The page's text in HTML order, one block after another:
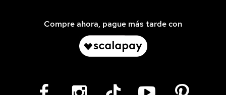
Compre ahora, pague más tarde con